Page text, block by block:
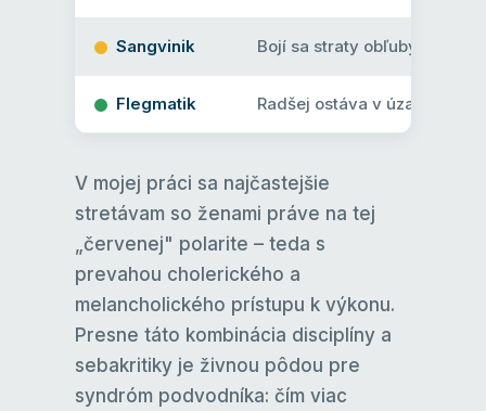
Sangvinik Bojí sa straty obľuby a
Flegmatik Radšej ostáva v úzadí a
V mojej práci sa najčastejšie
stretávam so ženami práve na tej
„červenej" polarite – teda s
prevahou cholerického a
melancholického prístupu k výkonu.
Presne táto kombinácia disciplíny a
sebakritiky je živnou pôdou pre
syndróm podvodníka: čím viac